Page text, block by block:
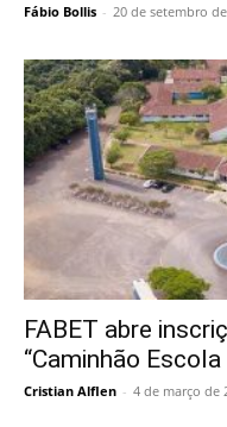
Fábio Bollis - 20 de setembro
FABET abre
“Caminhão
Cristian Alflen - 4 de março de